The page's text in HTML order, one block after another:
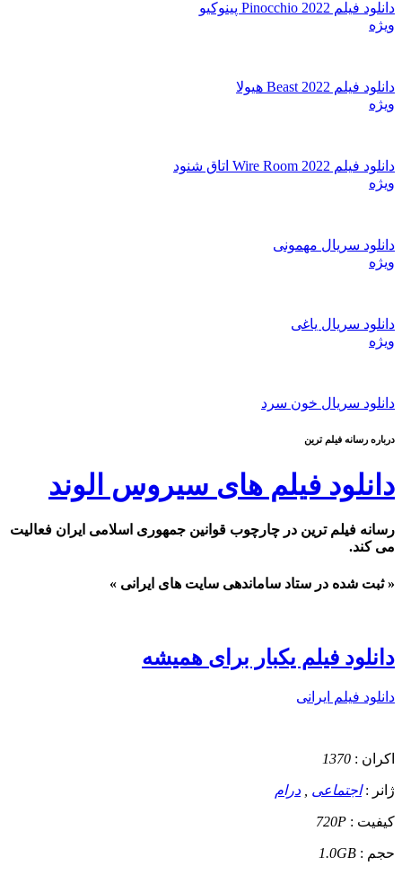
دانلود فیلم Pinocchio 2022 پینوکیو
ویژه
دانلود فیلم Beast 2022 هیولا
ویژه
دانلود فیلم Wire Room 2022 اتاق شنود
ویژه
دانلود سریال مهمونی
ویژه
دانلود سریال یاغی
ویژه
دانلود سریال خون سرد
درباره رسانه فیلم ترین
دانلود فیلم های سیروس الوند
رسانه فیلم ترین در چارچوب قوانین جمهوری اسلامی ایران فعالیت
می کند.
« ثبت شده در ستاد ساماندهی سایت های ایرانی »
دانلود فیلم یکبار برای همیشه
دانلود فیلم ایرانی
اکران : 1370
ژانر :اجتماعی درام
کیفیت : 720P
حجم : 1.0GB